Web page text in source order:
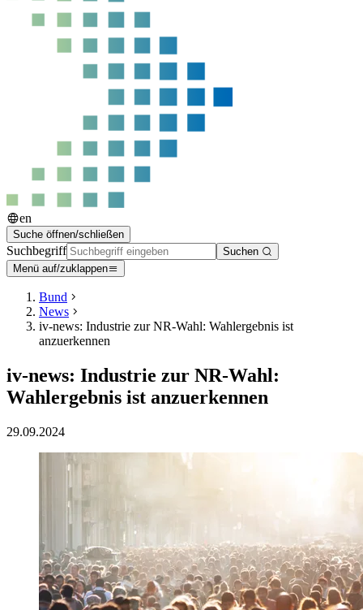
en
Suche öffnen/schließen
Suchbegriff
Suchen
Menü auf/zuklappen
Bund
News
iv-news: Industrie zur NR-Wahl: Wahlergebnis ist
anzuerkennen
iv-news: Industrie zur NR-Wahl:
Wahlergebnis ist anzuerkennen
29.09.2024